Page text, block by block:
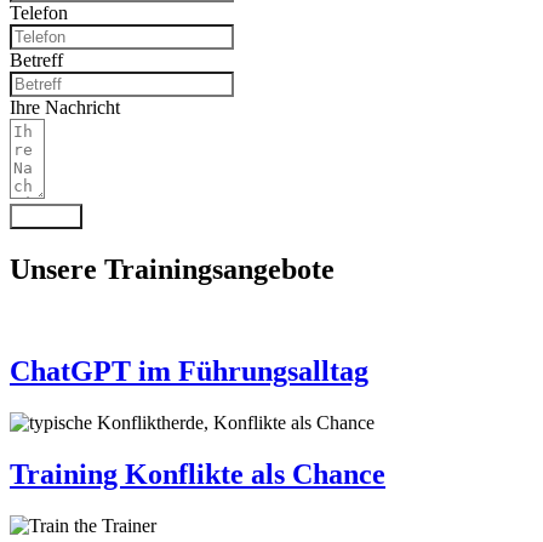
Telefon
Betreff
Ihre Nachricht
Unsere Trainingsangebote
ChatGPT im Führungsalltag
Training Konflikte als Chance